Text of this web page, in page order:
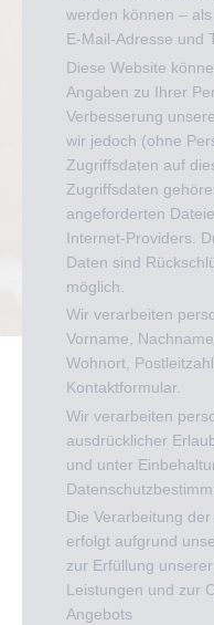
werden können –
E-Mail-Adresse und
Diese Website
Angaben zu Ihrer
Verbesserung
wir jedoch (ohne
Zugriffsdaten auf
Zugriffsdaten
angeforderten
Internet-Providers.
Daten sind
möglich.
Wir verarbeiten
Vorname,
Wohnort,
Kontaktformular.
Wir verarbeiten
ausdrücklicher
und unter
Die Verarbeitung
erfolgt aufgrund
zur Erfüllung
Leistungen und zur
Angebots